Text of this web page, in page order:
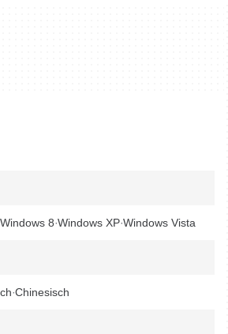
Windows 8 Windows XP Windows Vista
Chinesisch